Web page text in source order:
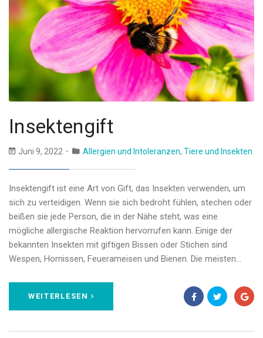
Insektengift
Juni 9, 2022 Allergien und Intoleranzen, Tiere und Insekten
Insektengift ist eine Art von Gift, das Insekten verwenden, um
sich zu verteidigen. Wenn sie sich bedroht fühlen, stechen oder
beißen sie jede Person, die in der Nähe steht, was eine
mögliche allergische Reaktion hervorrufen kann. Einige der
bekannten Insekten mit giftigen Bissen oder Stichen sind
Wespen, Hornissen, Feuerameisen und Bienen. Die meisten…
WEITERLESEN